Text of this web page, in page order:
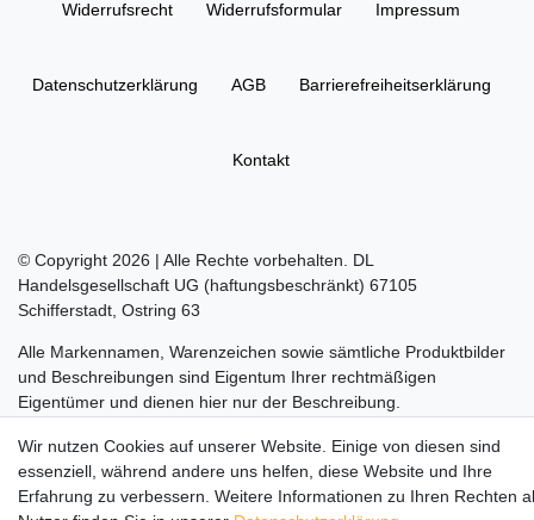
Widerrufs­recht Widerrufs­formular Impressum
Daten­schutz­erklärung AGB Barrierefreiheitserklärung
Kontakt
© Copyright 2026 | Alle Rechte vorbehalten. DL
Handelsgesellschaft UG (haftungsbeschränkt) 67105
Schifferstadt, Ostring 63
Alle Markennamen, Warenzeichen sowie sämtliche Produktbilder
und Beschreibungen sind Eigentum Ihrer rechtmäßigen
Eigentümer und dienen hier nur der Beschreibung.
Die durchgestrichenen Preise entsprechen dem UVP des
Herstellers.
LEGO, das LEGO Logo, die Minifigur, DUPLO, LEGENDS OF
Wir nutzen Cookies auf unserer Website. Einige von diesen sind
essenziell, während andere uns helfen, diese Website und Ihre
Erfahrung zu verbessern. Weitere Informationen zu Ihren Rechten